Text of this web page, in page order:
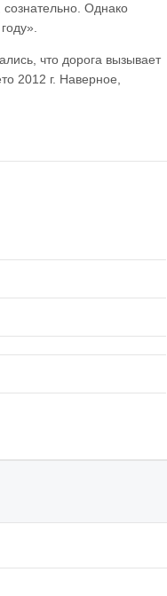
Однако
что дорога вызывает
2012 г. Наверное,